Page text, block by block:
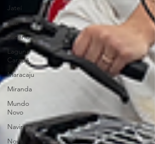
Jateí
Juti
Ladário
Laguna
Carapã
Maracaju
Miranda
Mundo
Novo
Naviraí
Nova